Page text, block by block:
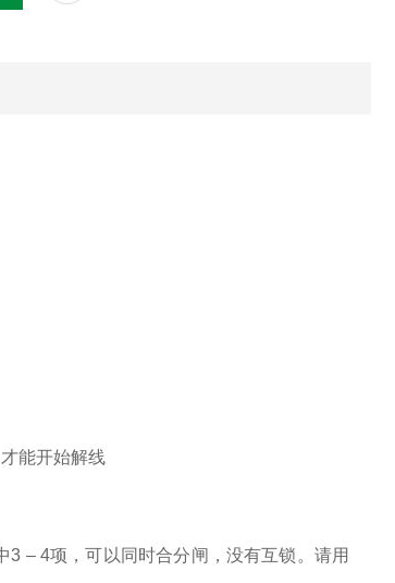
能开始解线
– 4项，可以同时合分闸，没有互锁。请用